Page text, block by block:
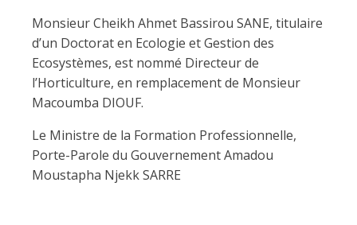
Monsieur Cheikh Ahmet Bassirou SANE, titulaire
d’un Doctorat en Ecologie et Gestion des
Ecosystèmes, est nommé Directeur de
l’Horticulture, en remplacement de Monsieur
Macoumba DIOUF.
Le Ministre de la Formation Professionnelle,
Porte-Parole du Gouvernement Amadou
Moustapha Njekk SARRE